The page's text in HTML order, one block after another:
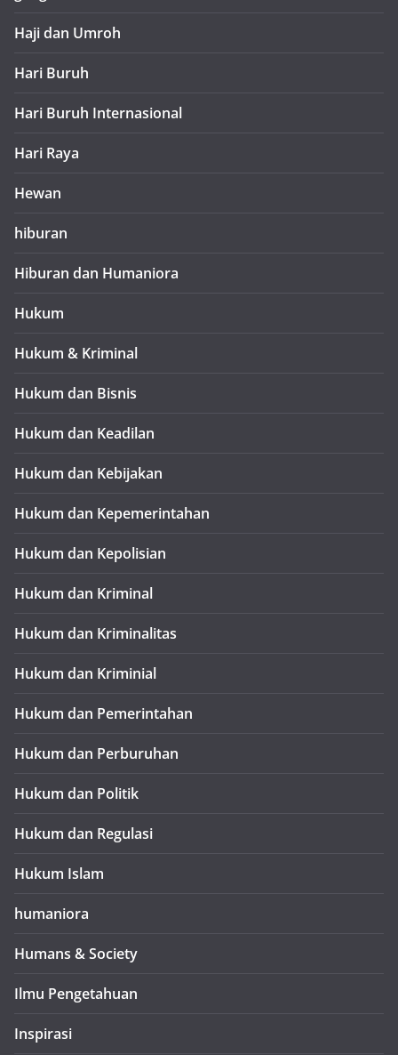
Haji dan Umroh
Hari Buruh
Hari Buruh Internasional
Hari Raya
Hewan
hiburan
Hiburan dan Humaniora
Hukum
Hukum & Kriminal
Hukum dan Bisnis
Hukum dan Keadilan
Hukum dan Kebijakan
Hukum dan Kepemerintahan
Hukum dan Kepolisian
Hukum dan Kriminal
Hukum dan Kriminalitas
Hukum dan Kriminial
Hukum dan Pemerintahan
Hukum dan Perburuhan
Hukum dan Politik
Hukum dan Regulasi
Hukum Islam
humaniora
Humans & Society
Ilmu Pengetahuan
Inspirasi